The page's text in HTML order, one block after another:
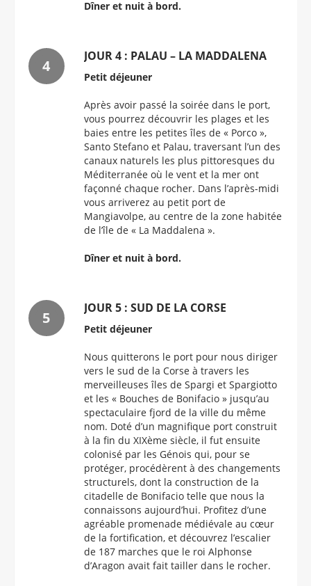
Dîner et nuit à bord.
JOUR 4 : PALAU – LA MADDALENA
Petit déjeuner
Après avoir passé la soirée dans le port,
vous pourrez découvrir les plages et les
baies entre les petites îles de « Porco »,
Santo Stefano et Palau, traversant l’un des
canaux naturels les plus pittoresques du
Méditerranée où le vent et la mer ont
façonné chaque rocher. Dans l’après-midi
vous arriverez au petit port de
Mangiavolpe, au centre de la zone habitée
de l’île de « La Maddalena ».
Dîner et nuit à bord.
JOUR 5 : SUD DE LA CORSE
Petit déjeuner
Nous quitterons le port pour nous diriger
vers le sud de la Corse à travers les
merveilleuses îles de Spargi et Spargiotto
et les « Bouches de Bonifacio » jusqu’au
spectaculaire fjord de la ville du même
nom. Doté d’un magnifique port construit
à la fin du XIXème siècle, il fut ensuite
colonisé par les Génois qui, pour se
protéger, procédèrent à des changements
structurels, dont la construction de la
citadelle de Bonifacio telle que nous la
connaissons aujourd’hui. Profitez d’une
agréable promenade médiévale au cœur
de la fortification, et découvrez l’escalier
de 187 marches que le roi Alphonse
d’Aragon avait fait tailler dans le rocher.